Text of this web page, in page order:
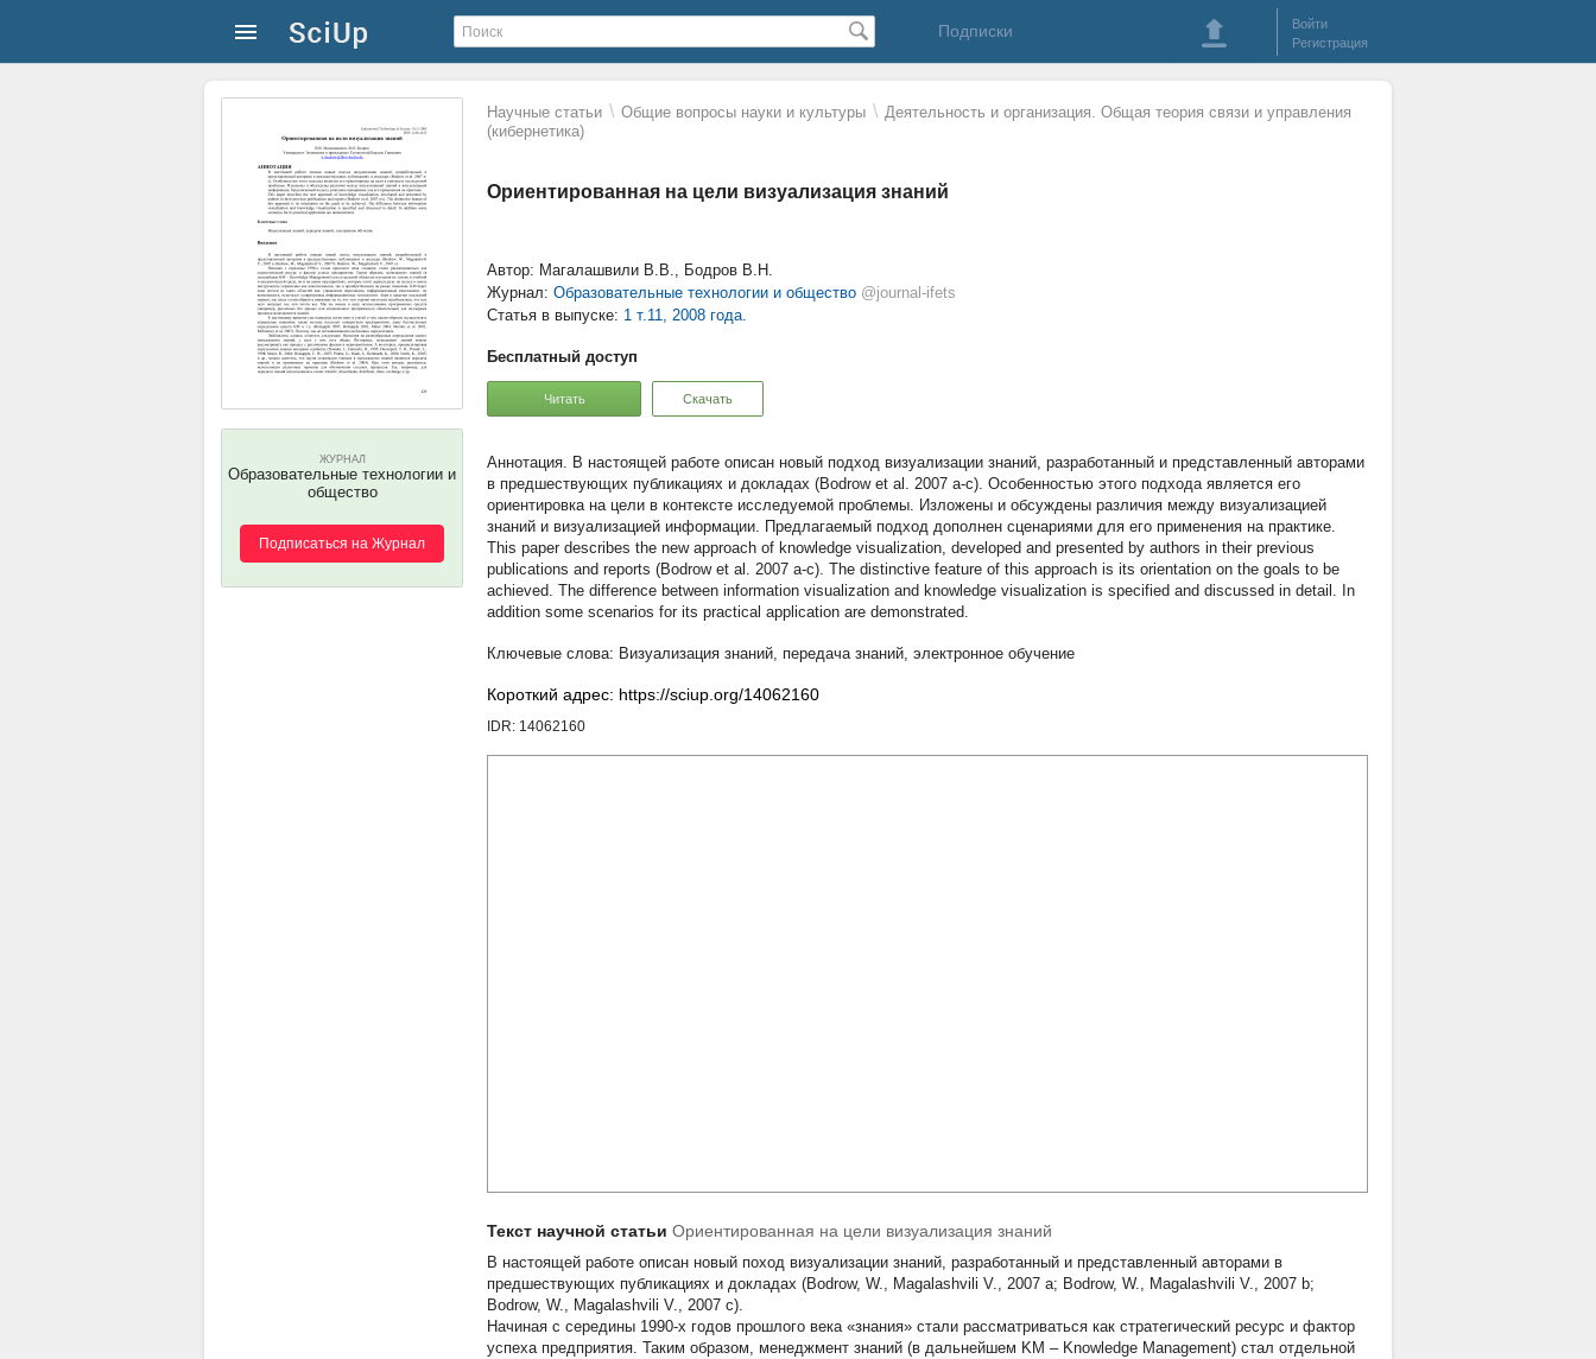
Подписки
Войти
Регистрация
Научные статьи \ Общие вопросы науки и культуры \ Деятельность и организация. Общая теория связи и управления
(кибернетика)
Ориентированная на цели визуализация знаний
ЖУРНАЛ
Образовательные технологии и
общество
Подписаться на Журнал
Автор: Магалашвили В.В., Бодров В.Н.
Журнал: Образовательные технологии и общество @journal-ifets
Статья в выпуске: 1 т.11, 2008 года.
Бесплатный доступ
Читать Скачать
В настоящей работе описан новый подход визуализации знаний, разработанный и представленный авторами
в предшествующих публикациях и докладах (Bodrow et al. 2007 a-c). Особенностью этого подхода является его
ориентировка на цели в контексте исследуемой проблемы. Изложены и обсуждены различия между визуализацией
знаний и визуализацией информации. Предлагаемый подход дополнен сценариями для его применения на практике.
This paper describes the new approach of knowledge visualization, developed and presented by authors in their previous
publications and reports (Bodrow et al. 2007 a-c). The distinctive feature of this approach is its orientation on the goals to be
achieved. The difference between information visualization and knowledge visualization is specified and discussed in detail. In
addition some scenarios for its practical application are demonstrated.
Визуализация знаний, передача знаний, электронное обучение
Короткий адрес: https://sciup.org/14062160
IDR: 14062160
Текст научной статьи Ориентированная на цели визуализация знаний
В настоящей работе описан новый поход визуализации знаний, разработанный и представленный авторами в
предшествующих публикациях и докладах (Bodrow, W., Magalashvili V., 2007 а; Bodrow, W., Magalashvili V., 2007 b;
Bodrow, W., Magalashvili V., 2007 c).
Начиная с середины 1990-х годов прошлого века «знания» стали рассматриваться как стратегический ресурс и фактор
успеха предприятия. Таким образом, менеджмент знаний (в дальнейшем KM – Knowledge Management) стал отдельной